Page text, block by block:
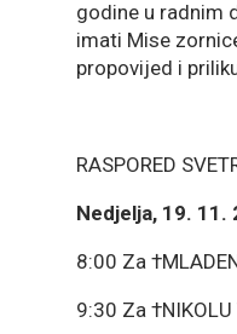
godine u radnim
imati Mise
propovijed i
RASPORED
Nedjelja, 19. 11.
8:00 Za
9:30 Za